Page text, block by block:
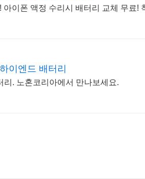
이폰 액정 수리시 배터리 교체 무료!
이엔드 배터리
. 노혼코리아에서 만나보세요.